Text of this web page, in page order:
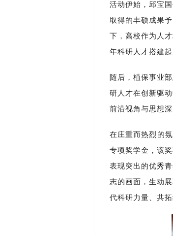
活动伊始，邱宝
取得的丰硕成果
下，高校作为人
年科研人才搭建
随后，植保事业
研人才在创新驱
前沿视角与思想
在庄重而热烈的
专项奖学金，该
表现突出的优秀
志的画面，生动
代科研力量、共